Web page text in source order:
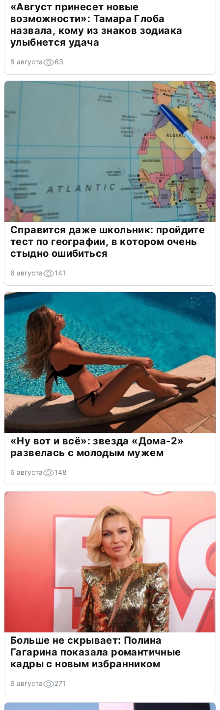
«Август принесет новые
возможности»: Тамара Глоба
назвала, кому из знаков зодиака
улыбнется удача
8 августа 63
Справится даже школьник: пройдите
тест по географии, в котором очень
стыдно ошибиться
6 августа 141
«Ну вот и всё»: звезда «Дома-2»
развелась с молодым мужем
6 августа 148
Больше не скрывает: Полина
Гагарина показала романтичные
кадры с новым избранником
6 августа 271